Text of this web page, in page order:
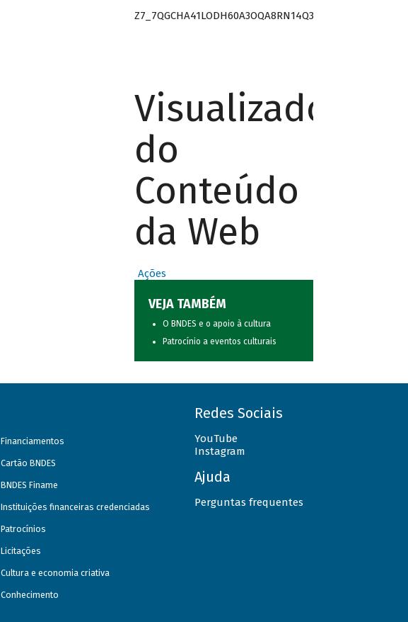
Z7_7QGCHA41LODH60A3OQA8RN14Q3
Visualizador
do
Conteúdo
da Web
Ações
VEJA TAMBÉM
O BNDES e o apoio à cultura
Patrocínio a eventos culturais
Financiamentos
Cartão BNDES
BNDES Finame
Instituições financeiras credenciadas
Patrocínios
Licitações
Cultura e economia criativa
Conhecimento
Redes Sociais
YouTube
Instagram
Ajuda
Perguntas frequentes